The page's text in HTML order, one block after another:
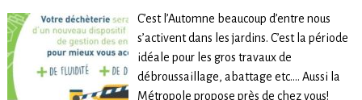
C’est l’Automne beaucoup d’entre nous
s’activent dans les jardins. C’est la période
idéale pour les gros travaux de
débroussaillage, abattage etc…. Aussi la
Métropole propose près de chez vous!